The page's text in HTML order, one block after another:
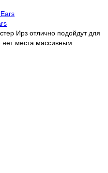
Ирз отлично подойдут для
нет места массивным